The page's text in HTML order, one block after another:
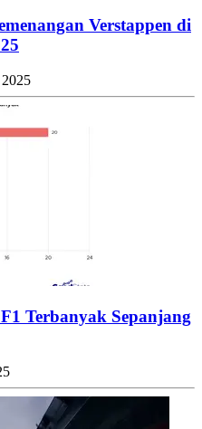
Verstappen di
Terbanyak Sepanjang